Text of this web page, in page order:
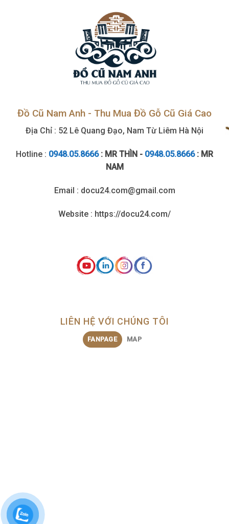
Đồ Cũ Nam Anh - Thu Mua Đồ Gỗ Cũ Giá Cao
Địa Chỉ : 52 Lê Quang Đạo, Nam Từ Liêm Hà Nội
Hotline : 0948.05.8666 : MR THÌN - 0948.05.8666: MR
NAM
Email : docu24.com@gmail.com
Website : https://docu24.com/
LIÊN HỆ VỚI CHÚNG TÔI
FANPAGE MAP